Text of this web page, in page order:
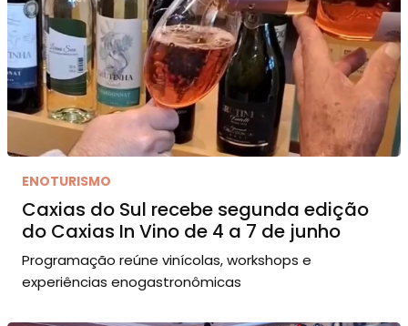
ENOTURISMO
Caxias do Sul recebe segunda edição
do Caxias In Vino de 4 a 7 de junho
Programação reúne vinícolas, workshops e
experiências enogastronômicas